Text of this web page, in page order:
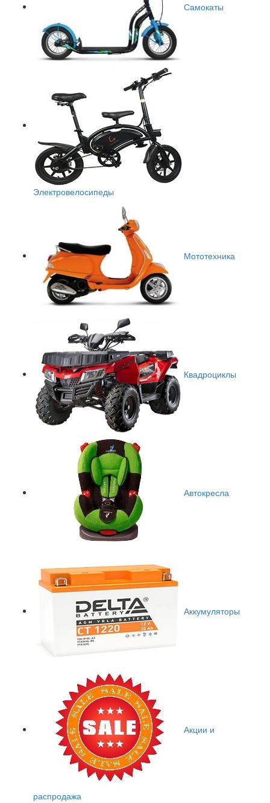
Самокаты
Электровелосипеды
Мототехника
Квадроциклы
Автокресла
Аккумуляторы
Акции и
распродажа